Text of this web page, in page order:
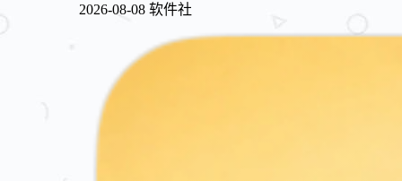
2026-08-08 软件社